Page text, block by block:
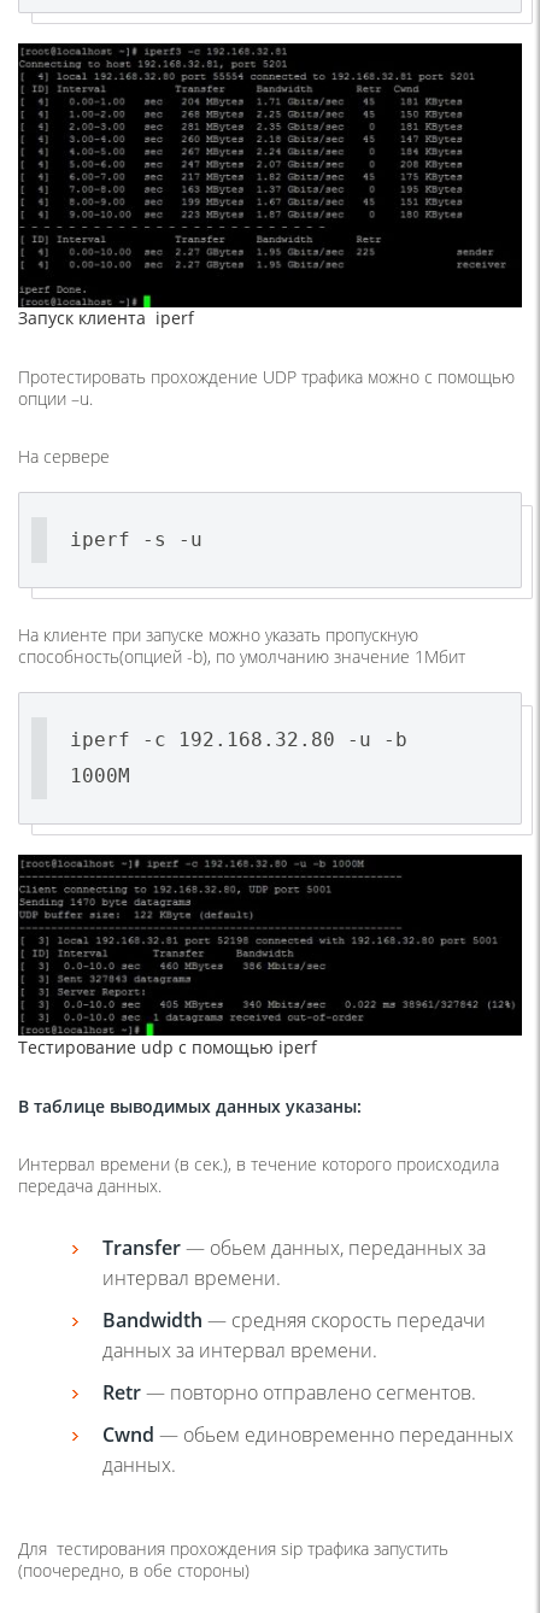
Запуск клиента iperf
Протестировать прохождение UDP трафика можно с помощью
опции –u.
На сервере
iperf -s -u
На клиенте при запуске можно указать пропускную
способность(опцией -b), по умолчанию значение 1Мбит
iperf -c 192.168.32.80 -u -b
1000M
Тестирование udp с помощью iperf
В таблице выводимых данных указаны:
Интервал времени (в сек.), в течение которого происходила
передача данных.
Transfer— обьем данных, переданных за
интервал времени.
Bandwidth — средняя скорость передачи
данных за интервал времени.
Retr— повторно отправлено сегментов.
Cwnd — обьем единовременно переданных
данных.
Для тестирования прохождения sip трафика запустить
(поочередно, в обе стороны)